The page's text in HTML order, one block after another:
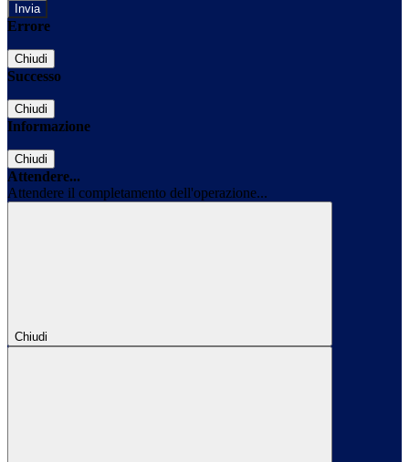
Errore
Chiudi
Successo
Chiudi
Informazione
Chiudi
Attendere...
Attendere il completamento dell'operazione...
Chiudi